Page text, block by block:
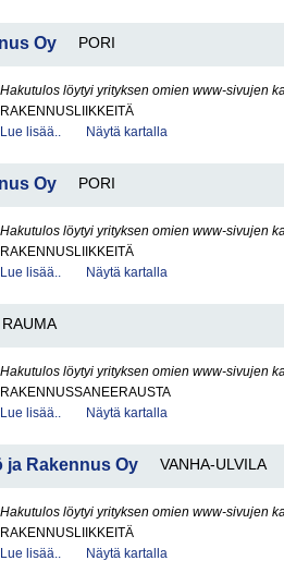
Oy PORI
Hakutulos löytyi yrityksen omien www-sivujen
RAKENNUSLIIKKEITÄ
Lue lisää..
Näytä kartalla
Oy PORI
Hakutulos löytyi yrityksen omien www-sivujen
RAKENNUSLIIKKEITÄ
Lue lisää..
Näytä kartalla
RAUMA
Hakutulos löytyi yrityksen omien www-sivujen
RAKENNUSSANEERAUSTA
Lue lisää..
Näytä kartalla
ja Rakennus Oy VANHA-ULVILA
Hakutulos löytyi yrityksen omien www-sivujen
RAKENNUSLIIKKEITÄ
Lue lisää..
Näytä kartalla